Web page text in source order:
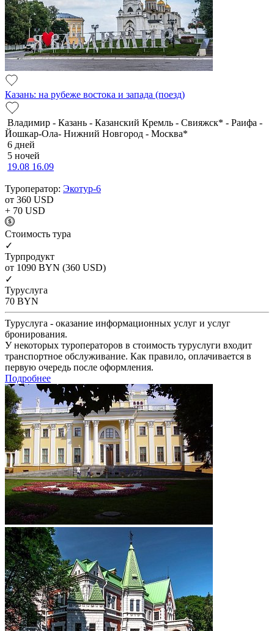
Казань: на рубеже востока и запада (поезд)
Владимир - Казань - Казанский Кремль - Свияжск* - Раифа -
Йошкар-Ола- Нижний Новгород - Москва*
6 дней
5 ночей
19.08 16.09
Туроператор: Экотур-6
от 360 USD
+ 70 USD
Cтоимость тура
✓
Турпродукт
от 1090 BYN (360 USD)
✓
Туруслуга
70 BYN
Туруслуга - оказание информационных услуг и услуг
бронирования.
У некоторых туроператоров в стоимость туруслуги входит
транспортное обслуживание. Как правило, оплачивается в
первую очередь после оформления.
Подробнее